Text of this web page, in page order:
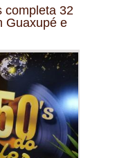
completa 32
Guaxupé e